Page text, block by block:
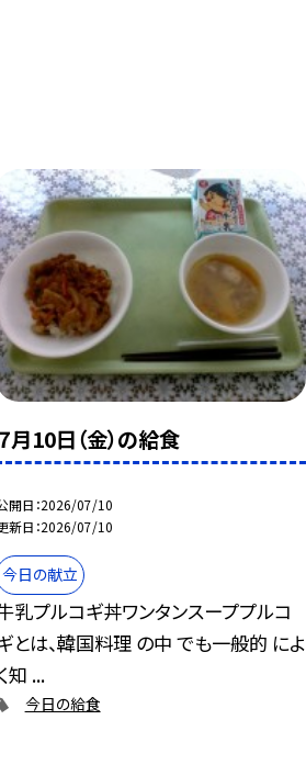
月10日（金）の給食
開日 2026/07/10
新日 2026/07/10
今日の献立
乳プルコギ丼ワンタンスーププルコ
とは、韓国料理 の中 でも一般的 によ
知 ...
今日の給食